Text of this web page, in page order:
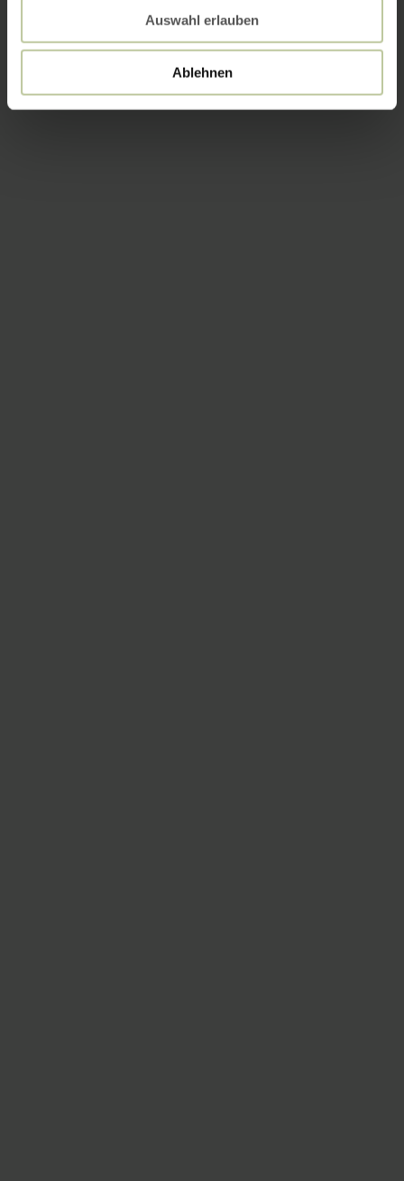
Auswahl erlauben
Ablehnen